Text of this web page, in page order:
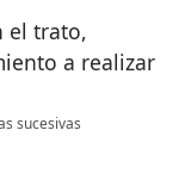
el trato,
a realizar
sucesivas